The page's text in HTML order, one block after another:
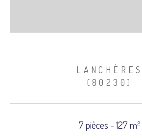
LANCHÈRES
(80230)
7 pièces - 127 m²